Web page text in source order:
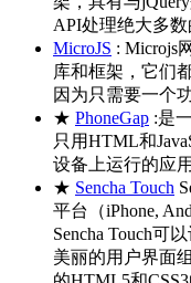
API处理绝大多数
MicroJS : Microjs
库和框架，它们
因为只需要一个
★ PhoneGap :是
只用HTML和
设备上运行的应
★ Sencha Touch
平台（iPhone,
Sencha Touch可
美丽的用户界面